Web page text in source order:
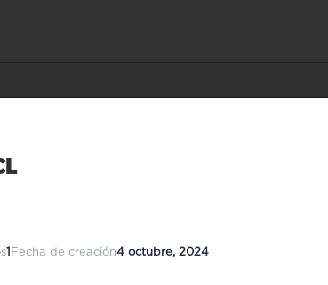
1 Fecha de creación4 octubre, 2024